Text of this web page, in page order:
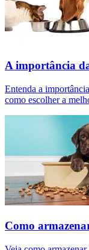
A importância
Entenda a
como escolher a
Como